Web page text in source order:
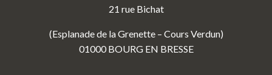
21 rue Bichat
(Esplanade de la Grenette – Cours Verdun)
01000 BOURG EN BRESSE